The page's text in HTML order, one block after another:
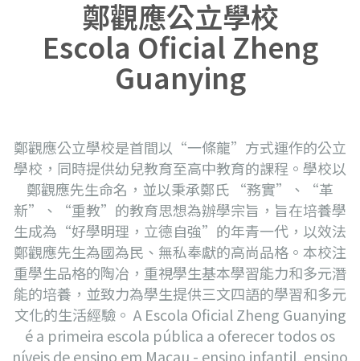
鄭觀應公立學校
Escola Oficial Zheng
Guanying
鄭觀應公立學校是首間以“一條龍”方式運作的公立
學校，同時提供幼兒教育至高中教育的課程。學校以
鄭觀應先生命名，並以秉承鄭氏 “務實”、“革
新”、“重教”的教育思想為辦學宗旨，旨在培養學
生成為“好學明理，立德自強”的年青一代，以效法
鄭觀應先生為國為民、無私奉獻的高尚品格。本校注
重學生品格的陶冶，重視學生基本學習能力和多元潛
能的培養，並致力為學生提供三文四語的學習和多元
文化的生活經驗。 A Escola Oficial Zheng Guanying
é a primeira escola pública a oferecer todos os
níveis de ensino em Macau - ensino infantil, ensino